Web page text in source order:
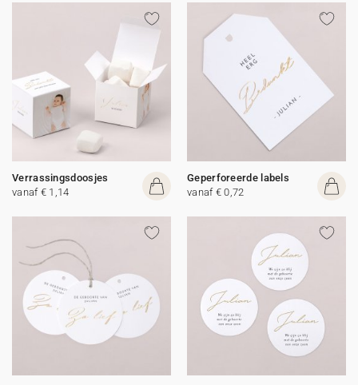
Verrassingsdoosjes
vanaf € 1,14
Geperforeerde labels
vanaf € 0,72